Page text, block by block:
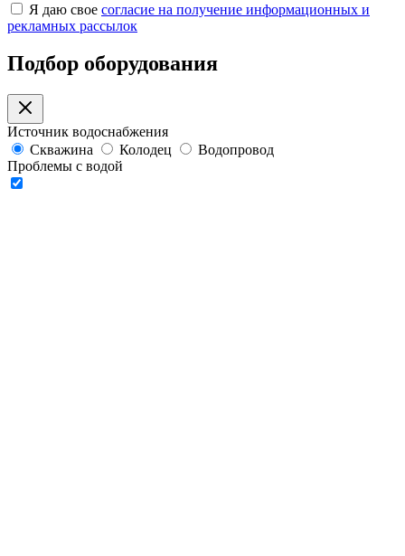
Я даю свое согласие на получение информационных и
рекламных рассылок
Подбор оборудования
Источник водоснабжения
Скважина
Колодец
Водопровод
Проблемы с водой